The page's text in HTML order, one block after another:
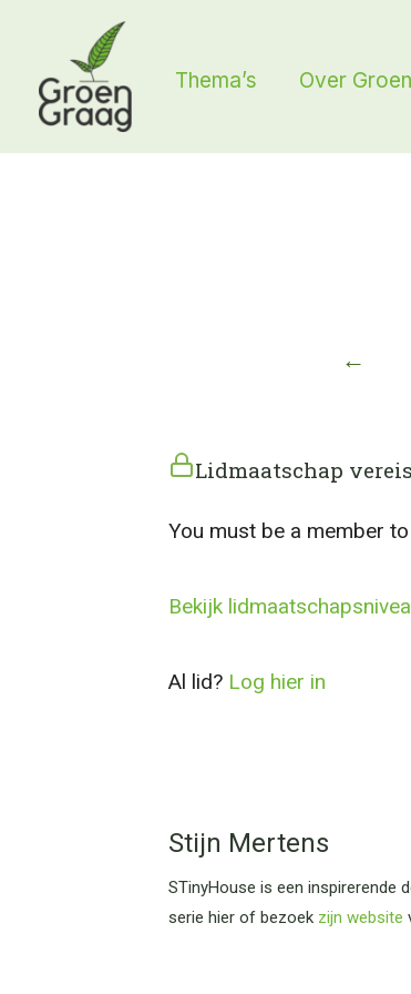
inhoud
Thema’s Over
←
Lidmaatschap
You must be a member
Bekijk
Al lid? Log hier in
Stijn Mertens
STinyHouse is een inspirerende
serie hier of bezoek zijn website